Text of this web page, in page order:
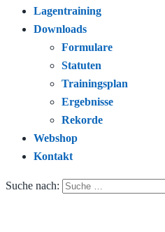
Lagentraining
Downloads
Formulare
Statuten
Trainingsplan
Ergebnisse
Rekorde
Webshop
Kontakt
Suche nach: